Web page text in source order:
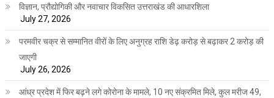
विज्ञान, प्रौद्योगिकी और नवाचार विकसित उत्तराखंड की आधारशिला
July 27, 2026
परमवीर चक्र से सम्मानित वीरों के लिए अनुग्रह राशि डेढ़ करोड़ से बढ़ाकर 2 करोड़ की
जाएगी
July 26, 2026
आंध्र प्रदेश में फिर बढ़ने लगे कोरोना के मामले, 10 नए संक्रमित मिले, कुल मरीज 49,